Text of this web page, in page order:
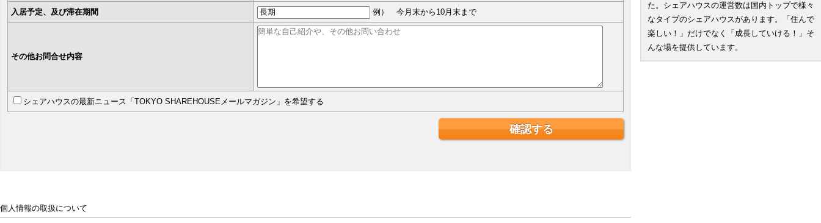
入居予定、及び滞在期間 例） 今月末から10月末まで
その他お問合せ内容
シェアハウスの最新ニュース「TOKYO SHAREHOUSEメールマガジン」を希望する
個人情報の取扱について
た。シェアハウスの運営数は国内トップで様々
なタイプのシェアハウスがあります。「住んで
楽しい！」だけでなく「成長していける！」そ
んな場を提供しています。